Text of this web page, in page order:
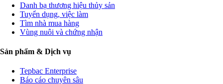
Danh bạ thương hiệu thủy sản
Tuyển dụng, việc làm
Tìm nhà mua hàng
Vùng nuôi và chứng nhận
Sản phẩm & Dịch vụ
Tepbac Enterprise
Báo cáo chuyên sâu